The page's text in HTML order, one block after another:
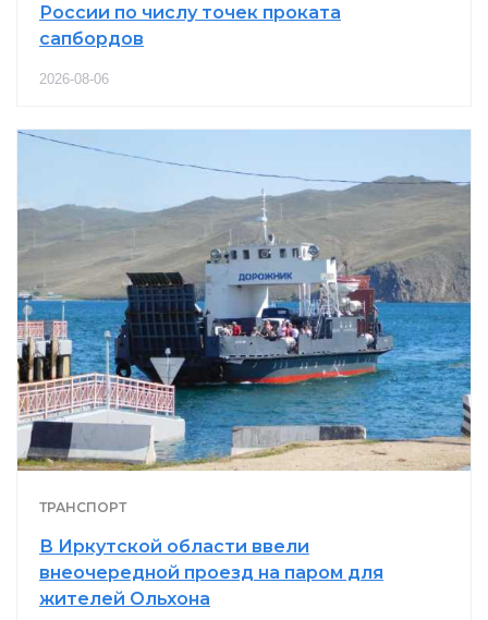
России по числу точек проката
сапбордов
2026-08-06
ТРАНСПОРТ
В Иркутской области ввели
внеочередной проезд на паром для
жителей Ольхона